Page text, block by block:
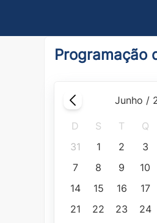
Programação
junho /
D S T Q
31
1 2 3
7
8 9 10
14
15 16 17
21
22 23 24